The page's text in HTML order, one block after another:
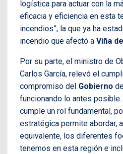
logística para actuar con la
eficacia y eficiencia en esta
incendios”, la que ya ha
incendio que afectó a Viña
Por su parte, el ministro de
Carlos García, relevó el
compromiso del Gobierno
funcionando lo antes posible.
cumple un rol fundamental,
estratégica permite abordar,
equivalente, los diferentes
tenemos en esta región e